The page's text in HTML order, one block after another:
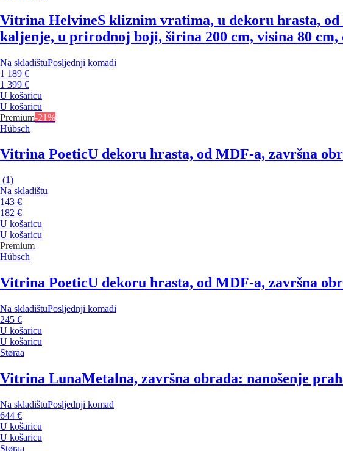
Vitrina HelvineS kliznim vratima, u dekoru hrasta,
kaljenje, u prirodnoj boji, širina 200 cm, visina 80 cm,
Na skladištuPosljednji komadi
1 189 €
1 399 €
U košaricu
U košaricu
Premium-21%
Hübsch
Vitrina PoeticU dekoru hrasta, od MDF-a, završna
(1)
Na skladištu
143 €
182 €
U košaricu
U košaricu
Premium
Hübsch
Vitrina PoeticU dekoru hrasta, od MDF-a, završna
Na skladištuPosljednji komadi
245 €
U košaricu
U košaricu
Støraa
Vitrina LunaMetalna, završna obrada: nanošenje
Na skladištuPosljednji komad
644 €
U košaricu
U košaricu
Støraa